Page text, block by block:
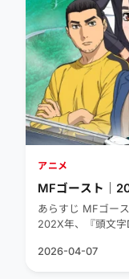
アニメ
MFゴースト｜
あらすじ MFゴー
202X年、『頭文
2026-04-07